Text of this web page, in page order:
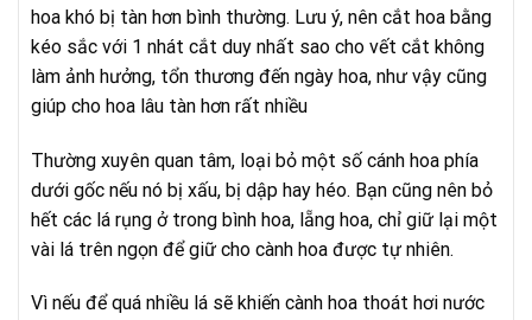
hoa khó bị tàn hơn bình thường. Lưu ý, nên cắt hoa bằng
kéo sắc với 1 nhát cắt duy nhất sao cho vết cắt không
làm ảnh hưởng, tổn thương đến ngày hoa, như vậy cũng
giúp cho hoa lâu tàn hơn rất nhiều
Thường xuyên quan tâm, loại bỏ một số cánh hoa phía
dưới gốc nếu nó bị xấu, bị dập hay héo. Bạn cũng nên bỏ
hết các lá rụng ở trong bình hoa, lẵng hoa, chỉ giữ lại một
vài lá trên ngọn để giữ cho cành hoa được tự nhiên.
Vì nếu để quá nhiều lá sẽ khiến cành hoa thoát hơi nước